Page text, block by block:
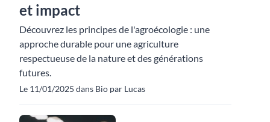
et impact
Découvrez les principes de l'agroécologie : une
approche durable pour une agriculture
respectueuse de la nature et des générations
futures.
Le 11/01/2025 dans Bio par Lucas